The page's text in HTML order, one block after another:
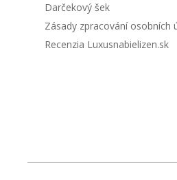
Darčekový šek
Zásady zpracování osobních
Recenzia Luxusnabielizen.sk